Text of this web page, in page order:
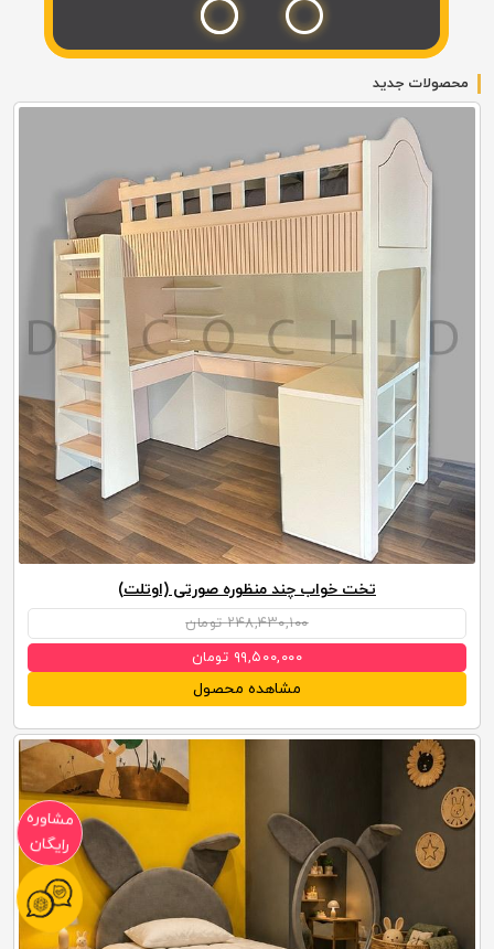
محصولات جدید
تخت خواب چند منظوره صورتی (اوتلت)
۲۴۸,۴۳۰,۱۰۰ تومان
۹۹,۵۰۰,۰۰۰ تومان
مشاهده محصول
مشاوره
رایگان